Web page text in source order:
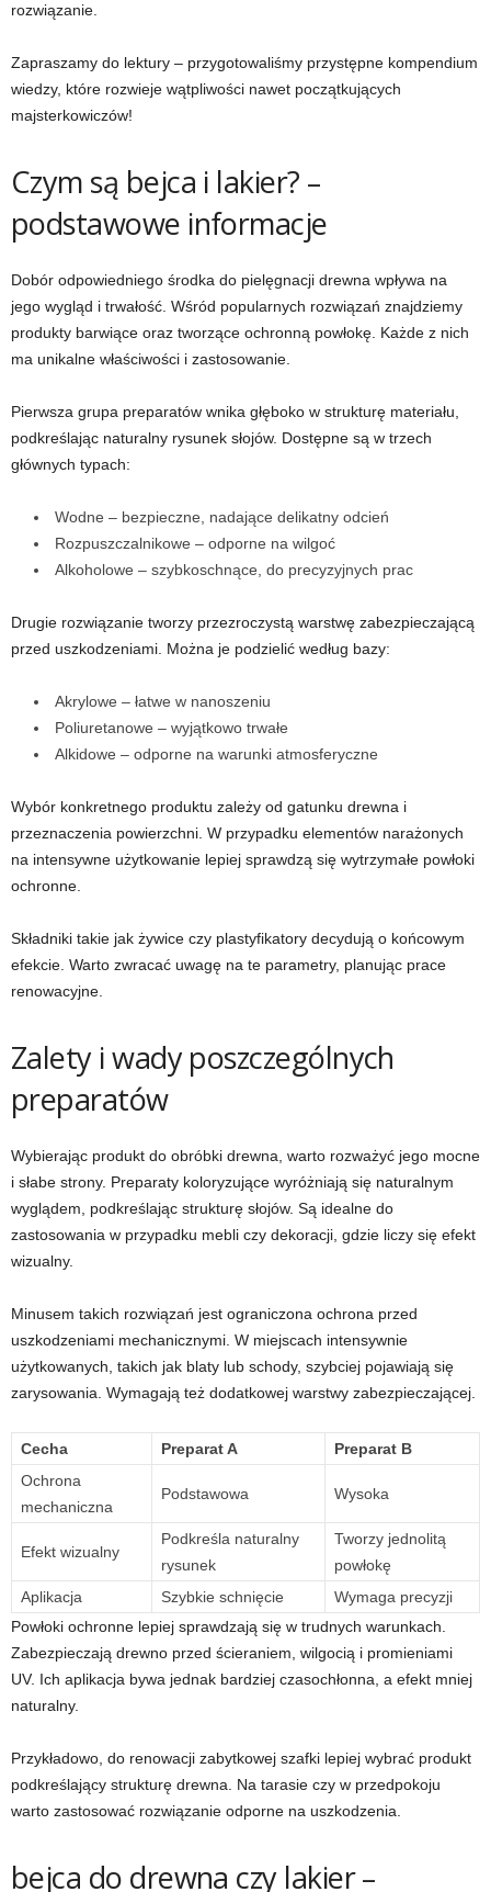
rozwiązanie.
Zapraszamy do lektury – przygotowaliśmy przystępne kompendium
wiedzy, które rozwieje wątpliwości nawet początkujących
majsterkowiczów!
Czym są bejca i lakier? –
podstawowe informacje
Dobór odpowiedniego środka do pielęgnacji drewna wpływa na
jego wygląd i trwałość. Wśród popularnych rozwiązań znajdziemy
produkty barwiące oraz tworzące ochronną powłokę. Każde z nich
ma unikalne właściwości i zastosowanie.
Pierwsza grupa preparatów wnika głęboko w strukturę materiału,
podkreślając naturalny rysunek słojów. Dostępne są w trzech
głównych typach:
Wodne – bezpieczne, nadające delikatny odcień
Rozpuszczalnikowe – odporne na wilgoć
Alkoholowe – szybkoschnące, do precyzyjnych prac
Drugie rozwiązanie tworzy przezroczystą warstwę zabezpieczającą
przed uszkodzeniami. Można je podzielić według bazy:
Akrylowe – łatwe w nanoszeniu
Poliuretanowe – wyjątkowo trwałe
Alkidowe – odporne na warunki atmosferyczne
Wybór konkretnego produktu zależy od gatunku drewna i
przeznaczenia powierzchni. W przypadku elementów narażonych
na intensywne użytkowanie lepiej sprawdzą się wytrzymałe powłoki
ochronne.
Składniki takie jak żywice czy plastyfikatory decydują o końcowym
efekcie. Warto zwracać uwagę na te parametry, planując prace
renowacyjne.
Zalety i wady poszczególnych
preparatów
Wybierając produkt do obróbki drewna, warto rozważyć jego mocne
i słabe strony. Preparaty koloryzujące wyróżniają się naturalnym
wyglądem, podkreślając strukturę słojów. Są idealne do
zastosowania w przypadku mebli czy dekoracji, gdzie liczy się efekt
wizualny.
Minusem takich rozwiązań jest ograniczona ochrona przed
uszkodzeniami mechanicznymi. W miejscach intensywnie
użytkowanych, takich jak blaty lub schody, szybciej pojawiają się
zarysowania. Wymagają też dodatkowej warstwy zabezpieczającej.
Cecha Preparat A
Preparat B
Ochrona
mechaniczna
Podstawowa Wysoka
Efekt wizualny
Podkreśla naturalny
rysunek
Tworzy jednolitą
powłokę
Aplikacja
Szybkie schnięcie
Wymaga precyzji
Powłoki ochronne lepiej sprawdzają się w trudnych warunkach.
Zabezpieczają drewno przed ścieraniem, wilgocią i promieniami
UV. Ich aplikacja bywa jednak bardziej czasochłonna, a efekt mniej
naturalny.
Przykładowo, do renowacji zabytkowej szafki lepiej wybrać produkt
podkreślający strukturę drewna. Na tarasie czy w przedpokoju
warto zastosować rozwiązanie odporne na uszkodzenia.
bejca do drewna czy lakier –